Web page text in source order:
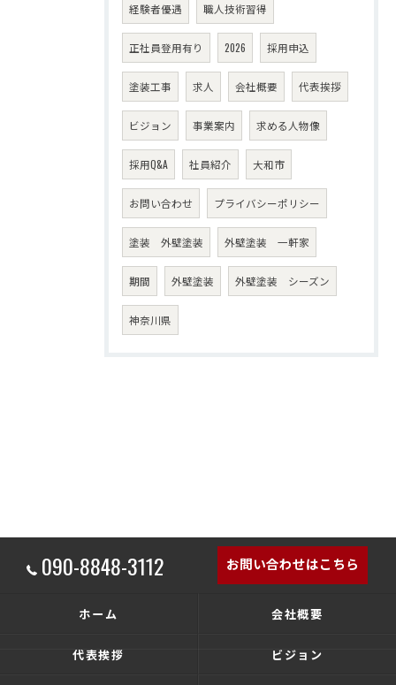
経験者優遇 職人技術習得
正社員登用有り 2026 採用申込
塗装工事 求人 会社概要 代表挨拶
ビジョン 事業案内 求める人物像
採用Q&A 社員紹介 大和市
お問い合わせ プライバシーポリシー
塗装 外壁塗装 外壁塗装 一軒家
期間 外壁塗装 外壁塗装 シーズン
神奈川県
090-8848-3112 お問い合わせはこちら
ホーム 会社概要
代表挨拶 ビジョン